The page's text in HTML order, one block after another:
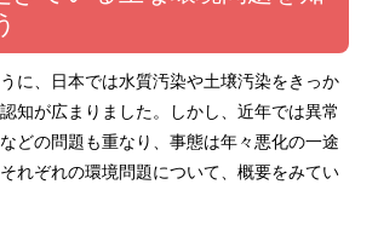
に、日本では水質汚染や土壌汚染をきっか
知が広まりました。しかし、近年では異常
どの問題も重なり、事態は年々悪化の一途
れぞれの環境問題について、概要をみてい